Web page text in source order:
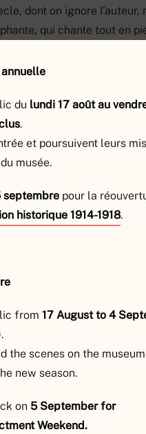
du lundi 17 août au
.
et poursuivent leurs
musée.
septembrepour la
historique 1914-1918.
from 17 August to 4
the scenes on the
new season.
on 5 September for
Weekend.
dont on ignore l’auteur,
qui chante tout en
qui s’est bien battu
: 2006.1.941.
LES OBJETS ET